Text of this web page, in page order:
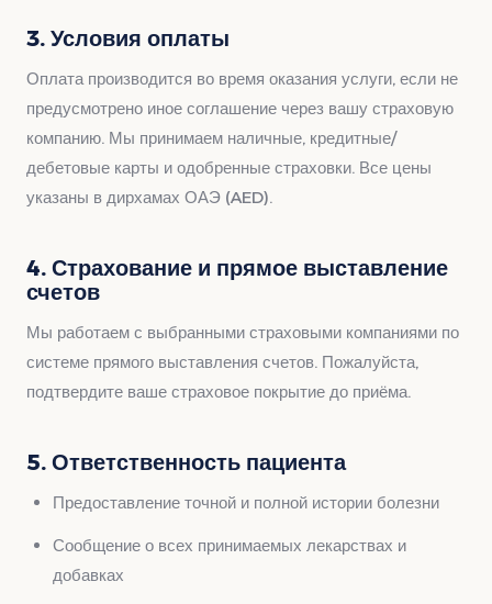
3. Условия оплаты
Оплата производится во время оказания услуги, если не
предусмотрено иное соглашение через вашу страховую
компанию. Мы принимаем наличные, кредитные/
дебетовые карты и одобренные страховки. Все цены
указаны в дирхамах ОАЭ (AED).
4. Страхование и прямое выставление
счетов
Мы работаем с выбранными страховыми компаниями по
системе прямого выставления счетов. Пожалуйста,
подтвердите ваше страховое покрытие до приёма.
5. Ответственность пациента
Предоставление точной и полной истории болезни
Сообщение о всех принимаемых лекарствах и
добавках